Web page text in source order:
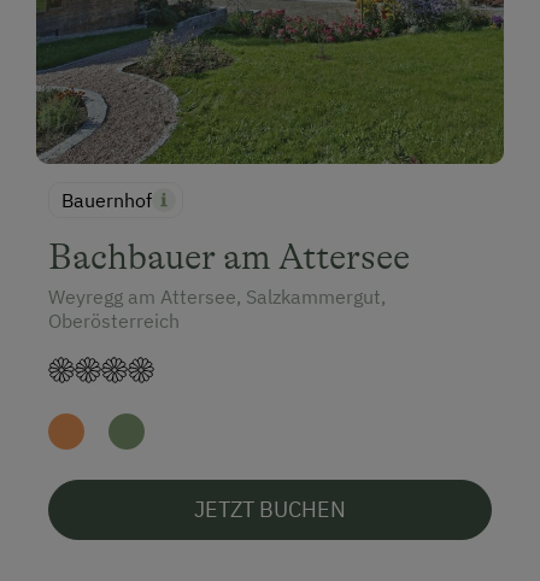
Bauernhof
Bachbauer am Attersee
Weyregg am Attersee, Salzkammergut,
Oberösterreich
JETZT BUCHEN